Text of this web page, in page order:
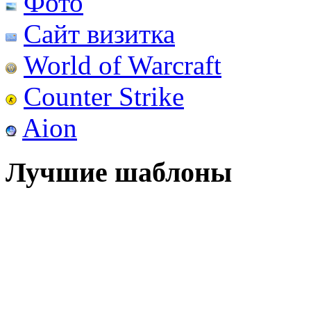
Сайт визитка
World of Warcraft
Counter Strike
Aion
Лучшие шаблоны